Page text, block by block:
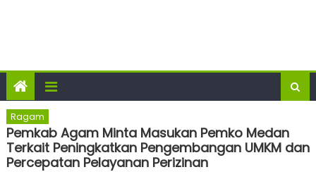
Ragam
Pemkab Agam Minta Masukan Pemko Medan
Terkait Peningkatkan Pengembangan UMKM dan
Percepatan Pelayanan Perizinan